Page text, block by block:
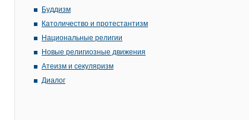
Буддизм
Католичество и протестантизм
Национальные религии
Новые религиозные движения
Атеизм и секуляризм
Диалог